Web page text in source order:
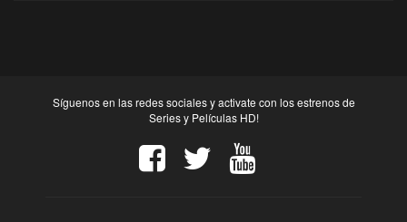
Síguenos en las redes sociales y activate con los estrenos de
Series y Películas HD!